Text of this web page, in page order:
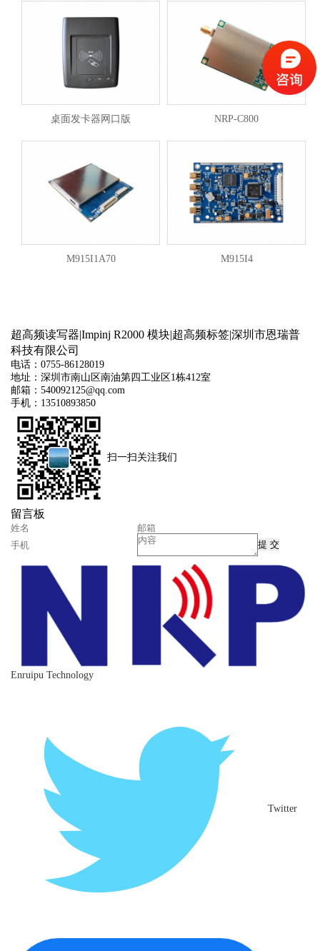
桌面发卡器网口版 NRP-C800
M915I1A70 M915I4
超高频读写器|Impinj R2000 模块|超高频标签|深圳市恩瑞普
科技有限公司
电话：0755-86128019
地址：深圳市南山区南油第四工业区1栋412室
邮箱：540092125@qq.com
手机：13510893850
扫一扫关注我们
留言板
Enruipu Technology
Twitter